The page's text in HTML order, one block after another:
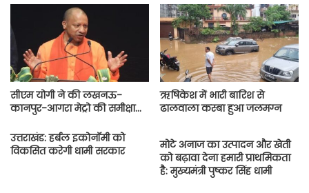
सीएम योगी ने की लखनऊ-
कानपुर-आगरा मेट्रो की समीक्षा…
ऋषिकेश में भारी बारिश से
ढालवाला कस्बा हुआ जलमग्न
उत्तराखंड: हर्बल इकोनॉमी को
विकसित करेगी धामी सरकार
मोटे अनाज का उत्पादन और खेती
को बढ़ावा देना हमारी प्राथमिकता
है: मुख्यमंत्री पुष्कर सिंह धामी